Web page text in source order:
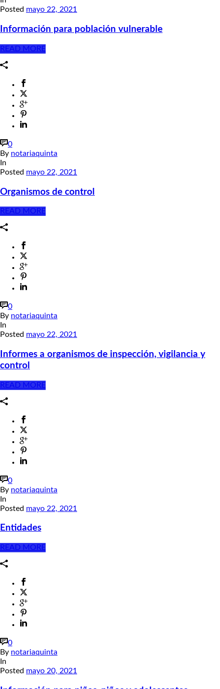
Posted mayo 22, 2021
Información para población vulnerable
READ MORE
0
By notariaquinta
In
Posted mayo 22, 2021
Organismos de control
READ MORE
0
By notariaquinta
In
Posted mayo 22, 2021
Informes a organismos de inspección, vigilancia y
control
READ MORE
0
By notariaquinta
In
Posted mayo 22, 2021
Entidades
READ MORE
0
By notariaquinta
In
Posted mayo 20, 2021